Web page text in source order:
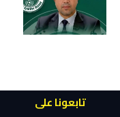
تابعونا على